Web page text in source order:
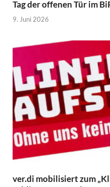
Tag der offenen Tür im
9. Juni 2026
ver.di mobilisiert zum